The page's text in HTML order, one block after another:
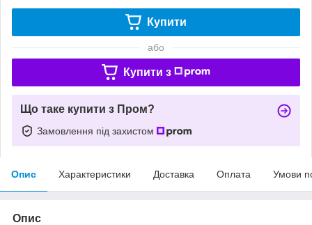
Купити
або
Купити з
Що таке купити з Пром?
Замовлення під захистом
Опис Характеристики Доставка Оплата Умови
Опис